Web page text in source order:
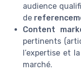
audience
de
Content
pertinents
l’expertise et
marché.